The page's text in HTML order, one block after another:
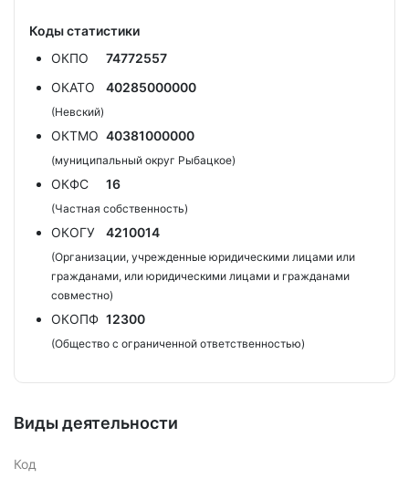
Коды статистики
ОКПО
74772557
ОКАТО
40285000000
(Невский)
ОКТМО 40381000000
(муниципальный округ Рыбацкое)
ОКФС 16
(Частная собственность)
ОКОГУ 4210014
(Организации, учрежденные юридическими лицами или
гражданами, или юридическими лицами и гражданами
совместно)
ОКОПФ 12300
(Общество с ограниченной ответственностью)
Виды деятельности
Код